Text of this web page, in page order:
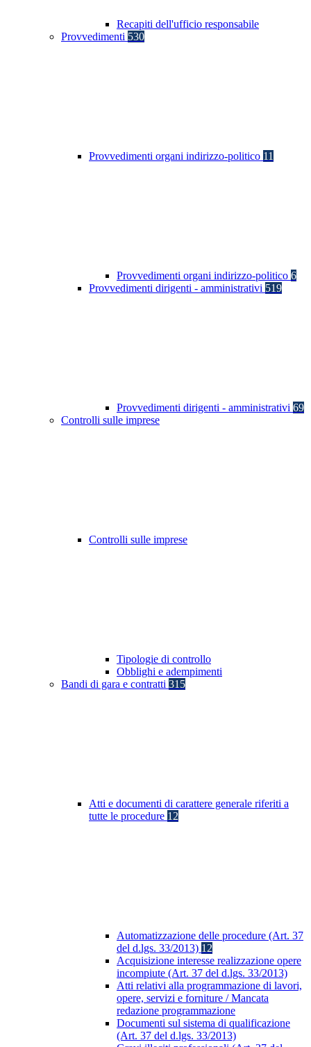
Recapiti dell'ufficio responsabile
Provvedimenti 530
Provvedimenti organi indirizzo-politico 11
Provvedimenti organi indirizzo-politico 6
Provvedimenti dirigenti - amministrativi 519
Provvedimenti dirigenti - amministrativi 69
Controlli sulle imprese
Controlli sulle imprese
Tipologie di controllo
Obblighi e adempimenti
Bandi di gara e contratti 315
Atti e documenti di carattere generale riferiti a
tutte le procedure 12
Automatizzazione delle procedure (Art. 37
del d.lgs. 33/2013) 12
Acquisizione interesse realizzazione opere
incompiute (Art. 37 del d.lgs. 33/2013)
Atti relativi alla programmazione di lavori,
opere, servizi e forniture / Mancata
redazione programmazione
Documenti sul sistema di qualificazione
(Art. 37 del d.lgs. 33/2013)